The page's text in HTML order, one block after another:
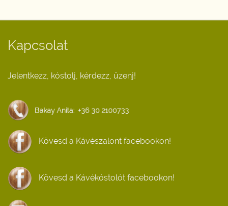
Kapcsolat
Jelentkezz, kóstolj, kérdezz, üzenj!
Kövesd a Kávészalont facebookon!
Kövesd a Kávékóstolót facebookon!